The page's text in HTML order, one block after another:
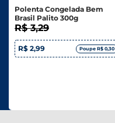
Polenta Congelada Bem
Brasil Palito 300g
R$ 3,29
R$ 2,99 Poupe R$ 0,30